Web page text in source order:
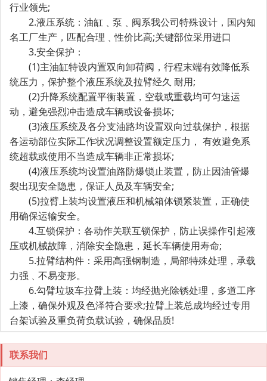
行业领先;
2.液压系统：油缸﹑泵﹑阀系我公司特殊设计，国内知
名工厂生产，匹配合理﹑性价比高;关键部位采用进口
3.安全保护：
(1)主油缸特设内置双向卸荷阀，行程末端有效降低系
统压力，保护整个液压系统及拉臂经久 耐用;
(2)升降系统配置平衡装置，空载或重载均可匀速运
动，避免强烈冲击造成车辆或设备损坏;
(3)液压系统及各分支油路均设置双向过载保护，根据
各运动部位实际工作状况调整设置额定压力， 有效避免系
统超载或使用不当造成车辆非正常损坏;
(4)液压系统均设置油路防爆锁止装置，防止因油管爆
裂出现安全隐患，保证人员及车辆安全;
(5)拉臂上装均设置液压和机械箱体锁紧装置，正确使
用确保运输安全。
4.互锁保护：各动作关联互锁保护，防止误操作引起液
压或机械故障，消除安全隐患，延长车辆使用寿命;
5.拉臂结构件：采用高强钢制造，局部特殊处理，承载
力强﹑不易变形。
6.勾臂垃圾车拉臂上装：均经抛光除锈处理，多道工序
上漆，确保外观及色泽符合要求;拉臂上装总成均经过专用
台架试验及重负荷负载试验，确保品质!
联系我们